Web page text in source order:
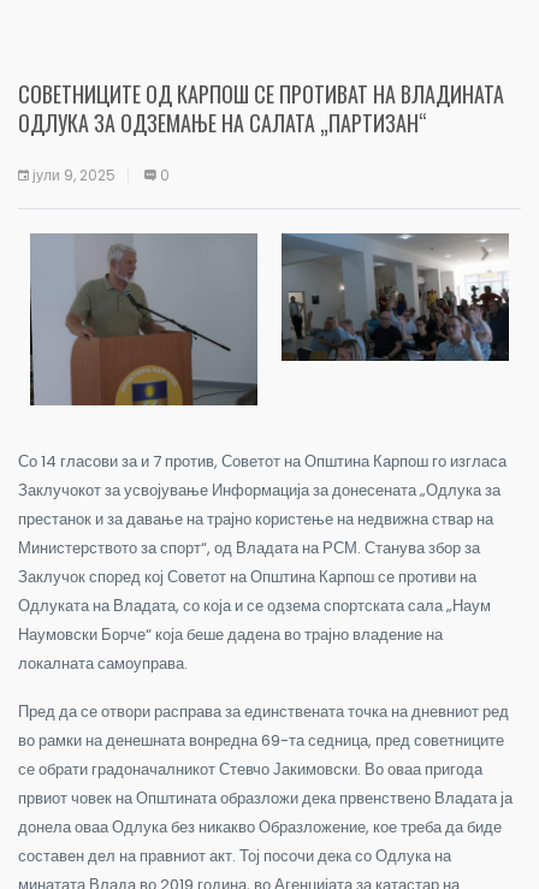
СОВЕТНИЦИТЕ ОД КАРПОШ СЕ ПРОТИВАТ НА ВЛАДИНАТА
ОДЛУКА ЗА ОДЗЕМАЊЕ НА САЛАТА „ПАРТИЗАН“
јули 9, 2025 0
Со 14 гласови за и 7 против, Советот на Општина Карпош го изгласа
Заклучокот за усвојување Информација за донесената „Одлука за
престанок и за давање на трајно користење на недвижна ствар на
Министерството за спорт“, од Владата на РСМ. Станува збор за
Заклучок според кој Советот на Општина Карпош се противи на
Одлуката на Владата, со која и се одзема спортската сала „Наум
Наумовски Борче“ која беше дадена во трајно владение на
локалната самоуправа.
Пред да се отвори расправа за единствената точка на дневниот ред
во рамки на денешната вонредна 69-та седница, пред советниците
се обрати градоначалникот Стевчо Јакимовски. Во оваа пригода
првиот човек на Општината образложи дека првенствено Владата ја
донела оваа Одлука без никакво Образложение, кое треба да биде
составен дел на правниот акт. Тој посочи дека со Одлука на